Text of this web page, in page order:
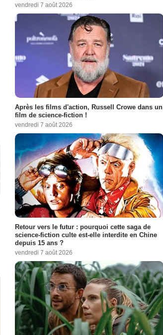
vendredi 7 août 2026
Après les films d'action, Russell Crowe dans un
film de science-fiction !
vendredi 7 août 2026
Retour vers le futur : pourquoi cette saga de
science-fiction culte est-elle interdite en Chine
depuis 15 ans ?
vendredi 7 août 2026